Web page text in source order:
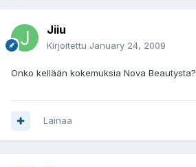
Jiiu
Kirjoitettu January 24, 2009
Onko kellään kokemuksia Nova Beautysta?
Lainaa